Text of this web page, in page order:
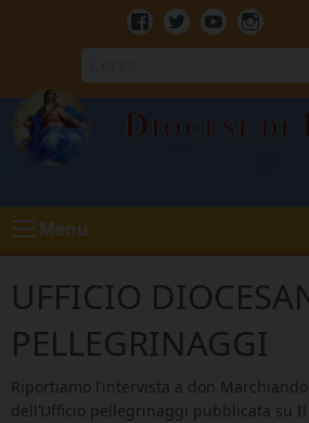
Facebook
TwitterYoutube
Diocesi di
Menu
UFFICIO
PELLEGRINAGGI
Riportiamo l’intervista a don
dell’Ufficio pellegrinaggi pubblicata su Il